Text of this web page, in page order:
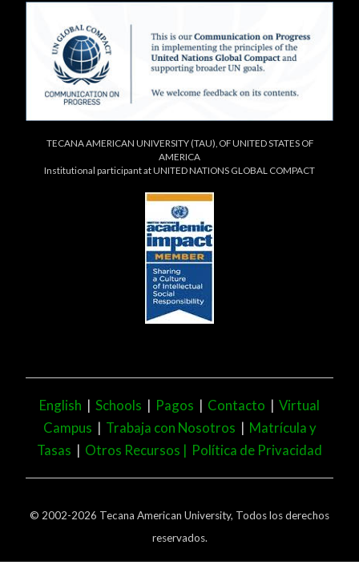
TECANA AMERICAN UNIVERSITY (TAU), OF UNITED STATES OF
AMERICA
Institutional participant at UNITED NATIONS GLOBAL COMPACT
English | Schools | Pagos | Contacto | Virtual
Campus | Trabaja con Nosotros | Matrícula y
Tasas | Otros Recursos | Política de Privacidad
© 2002-2026 Tecana American University, Todos los derechos
reservados.